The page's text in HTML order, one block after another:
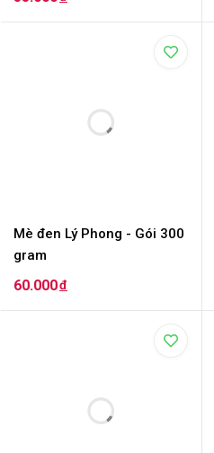
Mè đen Lý Phong - Gói 300
gram
60.000đ